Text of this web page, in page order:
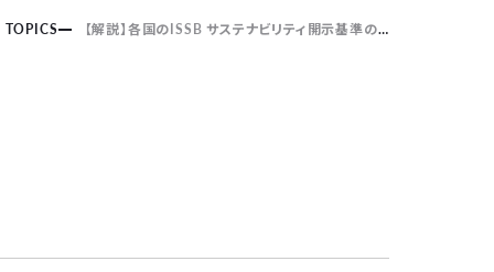
TOPICS 【解説】各国のISSB サステナビリティ開示基準の導入に関する最新状況